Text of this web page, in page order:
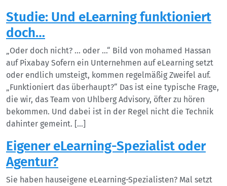
Studie: Und eLearning funktioniert
doch…
„Oder doch nicht? … oder …“ Bild von mohamed Hassan
auf Pixabay Sofern ein Unternehmen auf eLearning setzt
oder endlich umsteigt, kommen regelmäßig Zweifel auf.
„Funktioniert das überhaupt?“ Das ist eine typische Frage,
die wir, das Team von Uhlberg Advisory, öfter zu hören
bekommen. Und dabei ist in der Regel nicht die Technik
dahinter gemeint. […]
Eigener eLearning-Spezialist oder
Agentur?
Sie haben hauseigene eLearning-Spezialisten? Mal setzt